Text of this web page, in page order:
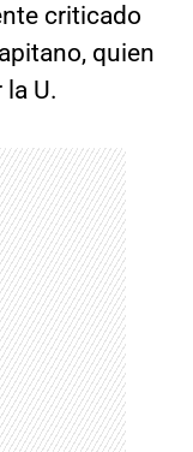
criticado
quien
U.